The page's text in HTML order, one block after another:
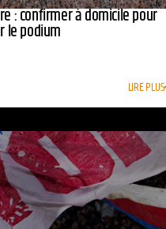
: confirmer à domicile pour
le podium
LIRE PLUS